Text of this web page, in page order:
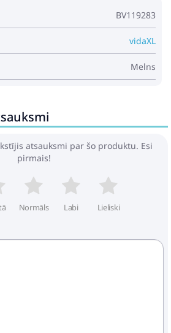
x 69 cm (platums, dziļums,
55 x 55 cm (platums, dziļums)
no zemes: 37 cm
balstiem:
tērauda rāmis ar pulverkrāsas
x 69 cm (platums, dziļums,
55 x 55 cm (platums, dziļums)
no zemes: 37 cm
no zemes: 55 cm
(PE) rotangpalmas
tērauda rāmis ar pulverkrāsas
BV119283
vidaXL
Melns
atsauksmi par šo produktu. Esi
pirmais!
Normāls Labi Lieliski